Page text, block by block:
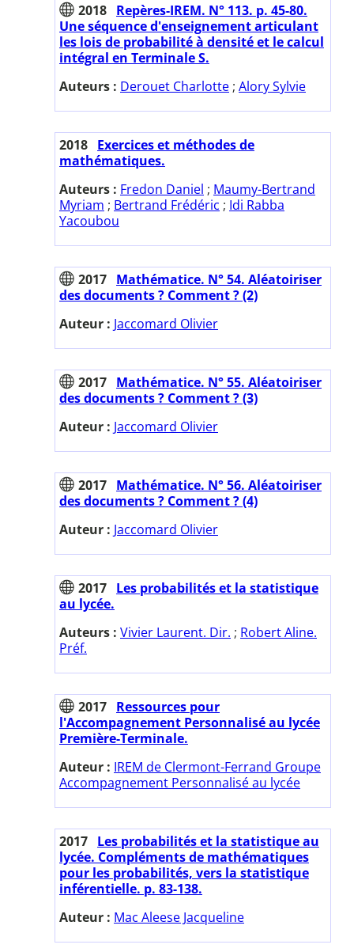
2018 Repères-IREM. N° 113. p. 45-80.
Une séquence d'enseignement articulant
les lois de probabilité à densité et le calcul
intégral en Terminale S.
Auteurs : Derouet Charlotte ; Alory Sylvie
2018 Exercices et méthodes de
mathématiques.
Auteurs : Fredon Daniel ; Maumy-Bertrand
Myriam ; Bertrand Frédéric ; Idi Rabba
Yacoubou
2017 Mathématice. N° 54. Aléatoiriser
des documents ? Comment ? (2)
Auteur : Jaccomard Olivier
2017 Mathématice. N° 55. Aléatoiriser
des documents ? Comment ? (3)
Auteur : Jaccomard Olivier
2017 Mathématice. N° 56. Aléatoiriser
des documents ? Comment ? (4)
Auteur : Jaccomard Olivier
2017 Les probabilités et la statistique
au lycée.
Auteurs : Vivier Laurent. Dir. ; Robert Aline.
Préf.
2017 Ressources pour
l'Accompagnement Personnalisé au lycée
Première-Terminale.
Auteur : IREM de Clermont-Ferrand Groupe
Accompagnement Personnalisé au lycée
2017 Les probabilités et la statistique au
lycée. Compléments de mathématiques
pour les probabilités, vers la statistique
inférentielle. p. 83-138.
Auteur : Mac Aleese Jacqueline